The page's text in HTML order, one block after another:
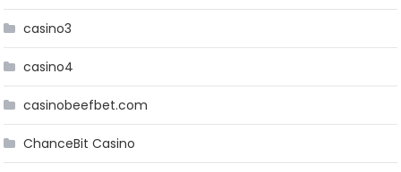
casino3
casino4
casinobeefbet.com
ChanceBit Casino